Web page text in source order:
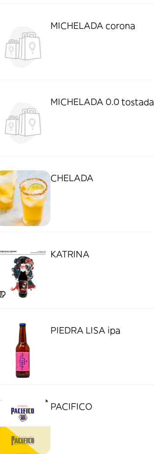
MICHELADA corona
MICHELADA 0.0 tostada
CHELADA
KATRINA
PIEDRA LISA ipa
PACIFICO